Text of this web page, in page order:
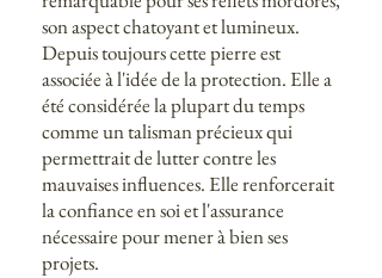
son aspect chatoyant et lumineux.
Depuis toujours cette pierre est
associée à l'idée de la protection. Elle a
été considérée la plupart du temps
comme un talisman précieux qui
permettrait de lutter contre les
mauvaises influences. Elle renforcerait
la confiance en soi et l'assurance
nécessaire pour mener à bien ses
projets.